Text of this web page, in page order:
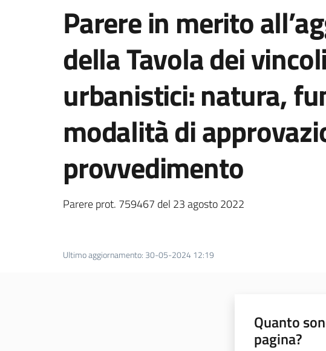
Parere in merito
della Tavola dei
urbanistici: natura,
modalità di
provvedimento
Parere prot. 759467 del 23 agosto 2022
Ultimo aggiornamento: 30-05-2024 12:19
Quanto
pagina?